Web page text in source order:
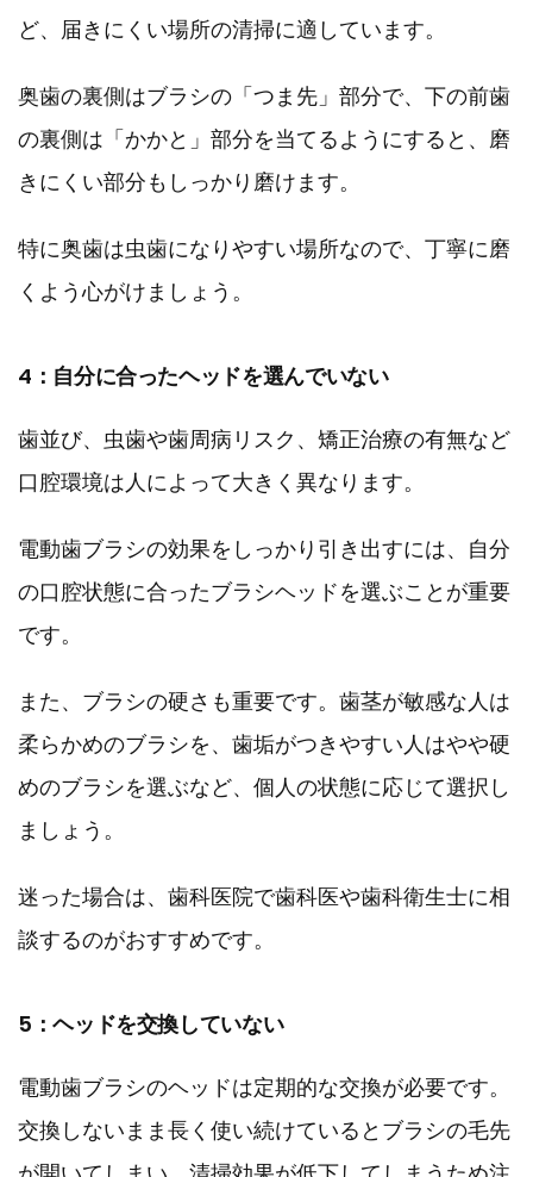
ど、届きにくい場所の清掃に適しています。
奥歯の裏側はブラシの「つま先」部分で、下の前歯
の裏側は「かかと」部分を当てるようにすると、磨
きにくい部分もしっかり磨けます。
特に奥歯は虫歯になりやすい場所なので、丁寧に磨
くよう心がけましょう。
4：自分に合ったヘッドを選んでいない
歯並び、虫歯や歯周病リスク、矯正治療の有無など
口腔環境は人によって大きく異なります。
電動歯ブラシの効果をしっかり引き出すには、自分
の口腔状態に合ったブラシヘッドを選ぶことが重要
です。
また、ブラシの硬さも重要です。歯茎が敏感な人は
柔らかめのブラシを、歯垢がつきやすい人はやや硬
めのブラシを選ぶなど、個人の状態に応じて選択し
ましょう。
迷った場合は、歯科医院で歯科医や歯科衛生士に相
談するのがおすすめです。
5：ヘッドを交換していない
電動歯ブラシのヘッドは定期的な交換が必要です。
交換しないまま長く使い続けているとブラシの毛先